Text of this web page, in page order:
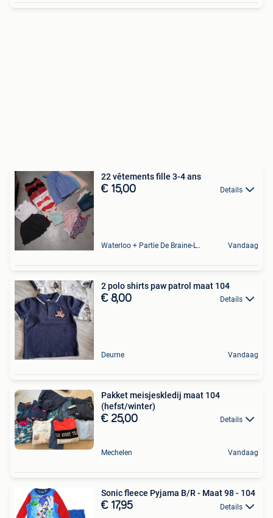
22 vêtements fille 3-4 ans
€ 15,00 Details
Waterloo + Partie De Braine-L'Alleud, De Ohain Vandaag
2 polo shirts paw patrol maat 104
€ 8,00 Details
Deurne Vandaag
Pakket meisjeskledij maat 104
(hefst/winter)
€ 25,00 Details
Mechelen Vandaag
Sonic fleece Pyjama B/R - Maat 98 - 104
€ 17,95 Details